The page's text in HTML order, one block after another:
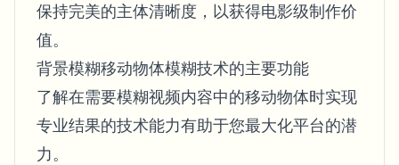
保持完美的主体清晰度，以获得电影级制作价
值。
背景模糊移动物体模糊技术的主要功能
了解在需要模糊视频内容中的移动物体时实现
专业结果的技术能力有助于您最大化平台的潜
力。